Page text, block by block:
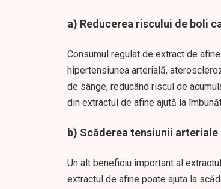
a) Reducerea riscului de boli
Consumul regulat de extract de
hipertensiunea arterială,
de sânge, reducând riscul de
din extractul de afine ajută la
b) Scăderea tensiunii arteriale
Un alt beneficiu important al
extractul de afine poate ajuta la